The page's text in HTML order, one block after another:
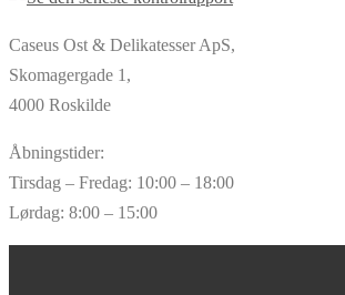
Caseus Ost & Delikatesser ApS,
Skomagergade 1,
4000 Roskilde
Åbningstider:
Tirsdag – Fredag: 10:00 – 18:00
Lørdag: 8:00 – 15:00